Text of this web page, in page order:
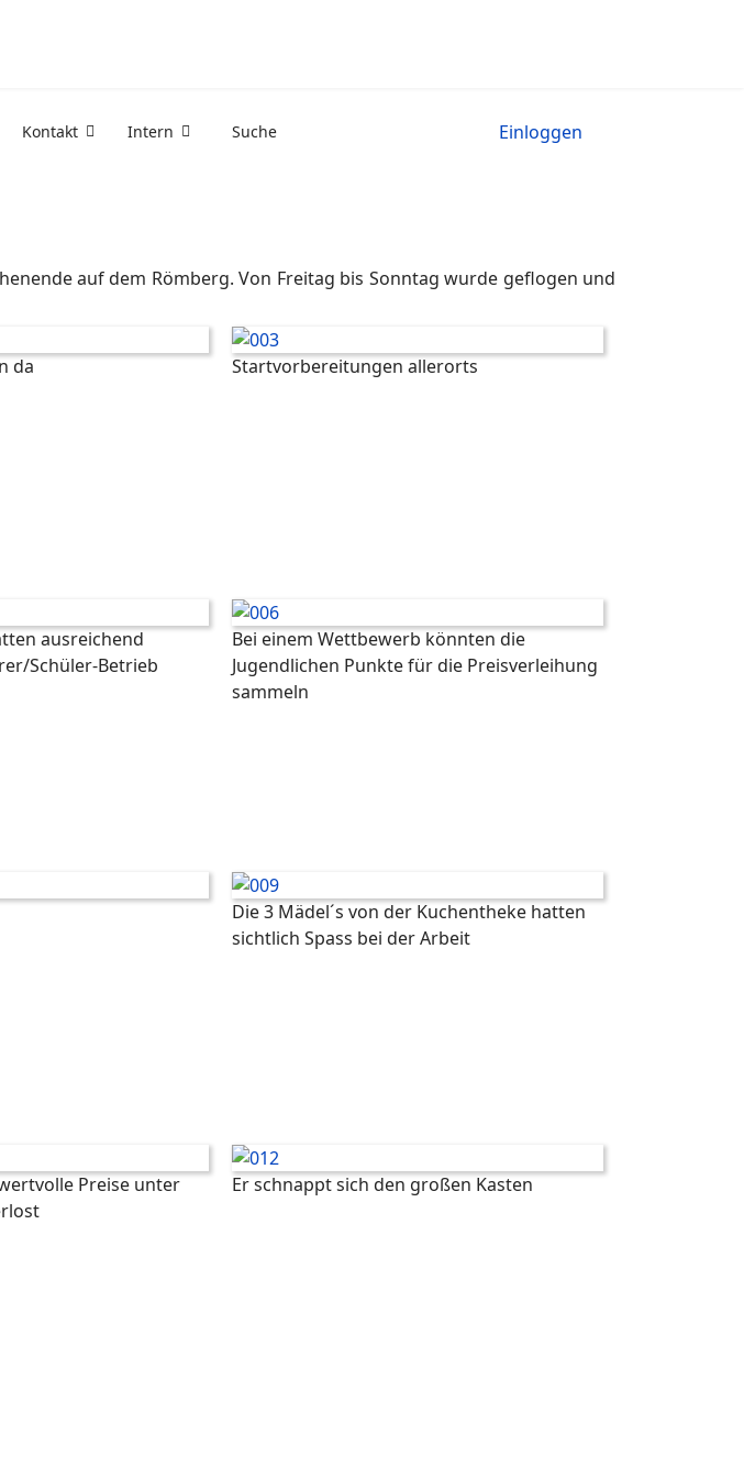
Kontakt Intern Suche Einloggen
auf dem Römberg. Von Freitag bis Sonntag wurde geflogen und
da Startvorbereitungen allerorts
ausreichend
Schüler-Betrieb
Bei einem Wettbewerb könnten die
Jugendlichen Punkte für die Preisverleihung
sammeln
Die 3 Mädel´s von der Kuchentheke hatten
sichtlich Spass bei der Arbeit
Preise unter
Er schnappt sich den großen Kasten